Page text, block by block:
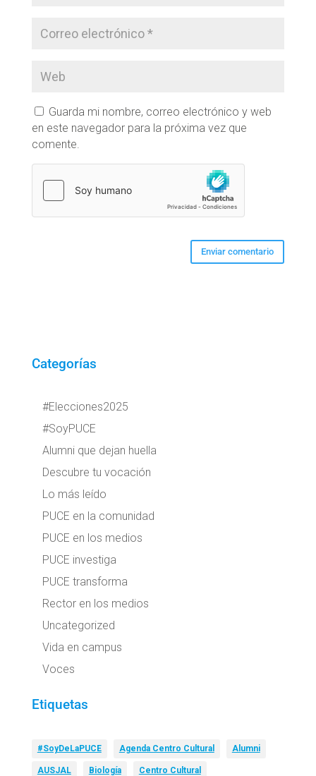
Guarda mi nombre, correo electrónico y web
en este navegador para la próxima vez que
comente.
Categorías
#Elecciones2025
#SoyPUCE
Alumni que dejan huella
Descubre tu vocación
Lo más leído
PUCE en la comunidad
PUCE en los medios
PUCE investiga
PUCE transforma
Rector en los medios
Uncategorized
Vida en campus
Voces
Etiquetas
#SoyDeLaPUCE Agenda Centro Cultural Alumni
AUSJAL Biología Centro Cultural